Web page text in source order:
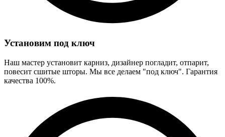
Установим под ключ
Наш мастер установит карниз, дизайнер погладит, отпарит,
повесит сшитые шторы. Мы все делаем "под ключ". Гарантия
качества 100%.